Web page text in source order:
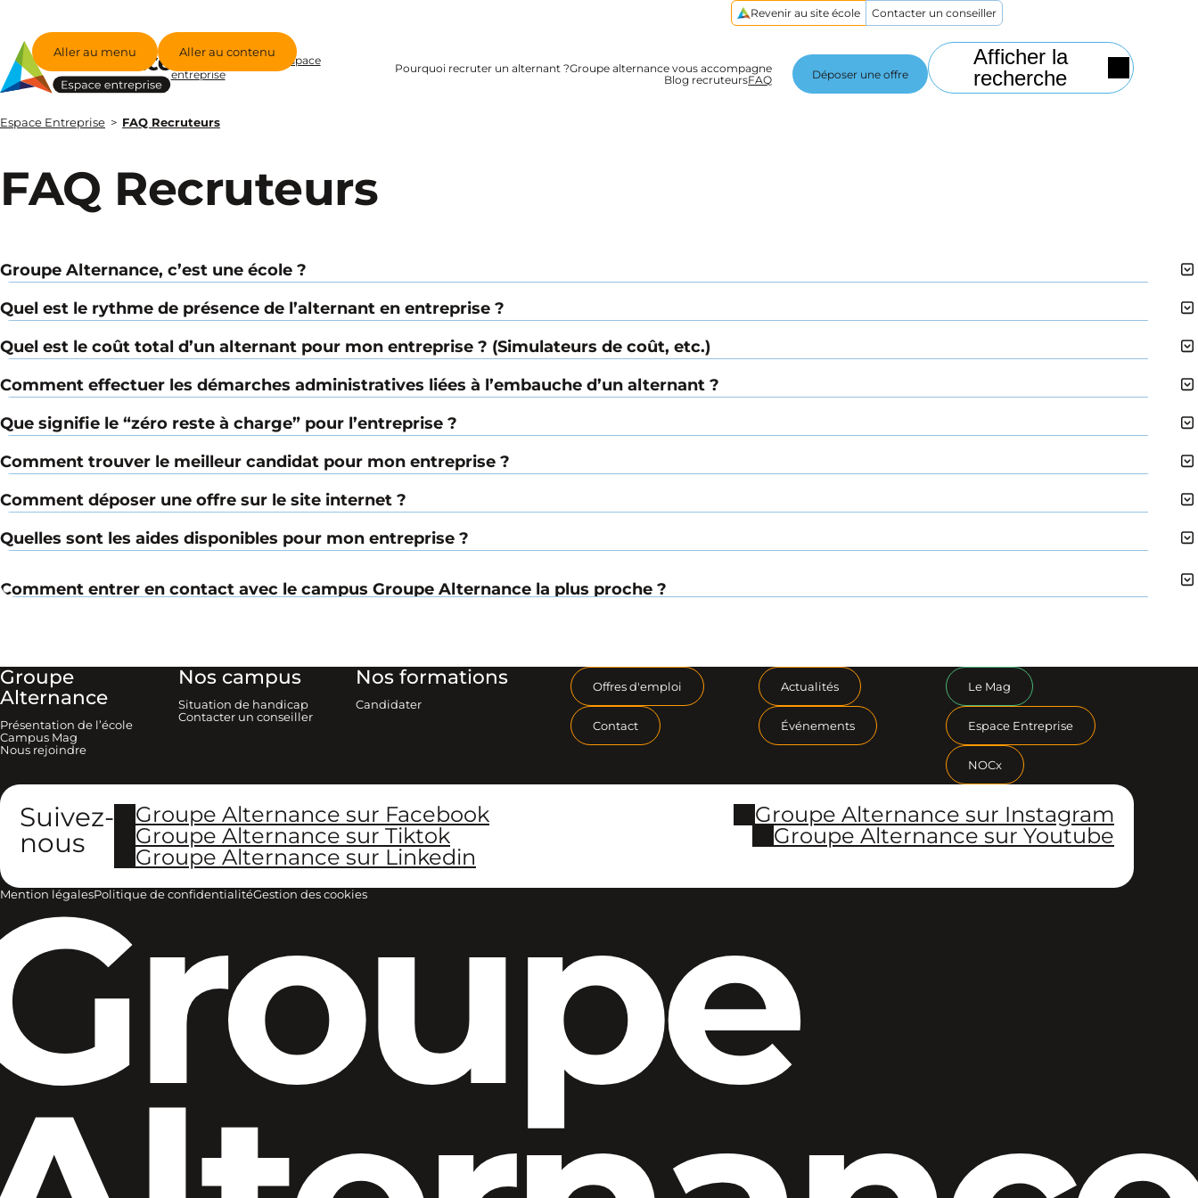
Aller au menu Aller au contenu
Groupe Alternance - Espace
entreprise
Afficher la
recherche
Pourquoi recruter un alternant ?Groupe alternance vous accompagne
Blog recruteursFAQ Déposer une offre
Revenir au site école Contacter un conseiller
Espace Entreprise FAQ Recruteurs
FAQ Recruteurs
Groupe Alternance, c’est une école ?
Quel est le rythme de présence de l’alternant en entreprise ?
Quel est le coût total d’un alternant pour mon entreprise ? (Simulateurs de coût, etc.)
Comment effectuer les démarches administratives liées à l’embauche d’un alternant ?
Que signifie le “zéro reste à charge” pour l’entreprise ?
Comment trouver le meilleur candidat pour mon entreprise ?
Comment déposer une offre sur le site internet ?
Quelles sont les aides disponibles pour mon entreprise ?
Comment entrer en contact avec le campus Groupe Alternance la plus proche ?
Groupe
Alternance
Présentation de l’école
Campus Mag
Nous rejoindre
Nos campus
Situation de handicap
Contacter un conseiller
Nos formations
Candidater
Offres d'emploi Actualités Le Mag
Contact Événements Espace Entreprise
NOCx
Suivez-
nous
Groupe Alternance sur Facebook
Groupe Alternance sur Instagram
Groupe Alternance sur Tiktok
Groupe Alternance sur Youtube
Groupe Alternance sur Linkedin
Mention légalesPolitique de confidentialitéGestion des cookies